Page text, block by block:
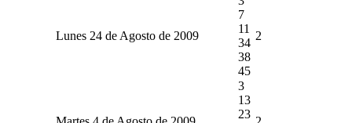
Lunes 24 de Agosto de 2009
7
11
34
38
45
2
3
13
23